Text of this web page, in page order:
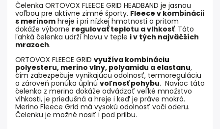
Čelenka ORTOVOX FLEECE GRID HEADBAND je jasnou
voľbou pre aktívne zimné športy. Fleece v kombinácii
s merinom hreje i pri nízkej hmotnosti a pritom
dokáže výborne regulovať teplotu a vlhkosť. Táto
ľahká čelenka udrží hlavu v teple i v tých najväčších
mrazoch.
ORTOVOX FLEECE GRID využíva kombináciu
polyesteru, merino vlny, polyamidu a elastanu,
čím zabezpečuje vynikajúcu odolnosť, termoreguláciu
a zároveň ponúka úplnú voľnosť pohybu. Naviac táto
čelenka z merina dokáže odvádzať veľké množstvo
vlhkosti, je priedušná a hreje i keď je práve mokrá.
Merino Fleece Grid má vysokú odolnosť voči oderu.
Čelenku je možné nosiť i pod prilbu.